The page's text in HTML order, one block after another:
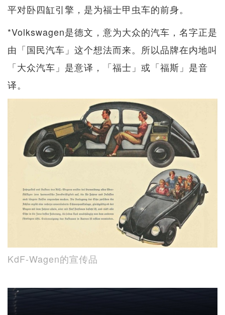
平对卧四缸引擎，是为福士甲虫车的前身。
*Volkswagen是德文，意为大众的汽车，名字正是
由「国民汽车」这个想法而来。所以品牌在内地叫
「大众汽车」是意译，「福士」或「福斯」是音
译。
KdF-Wagen的宣传品